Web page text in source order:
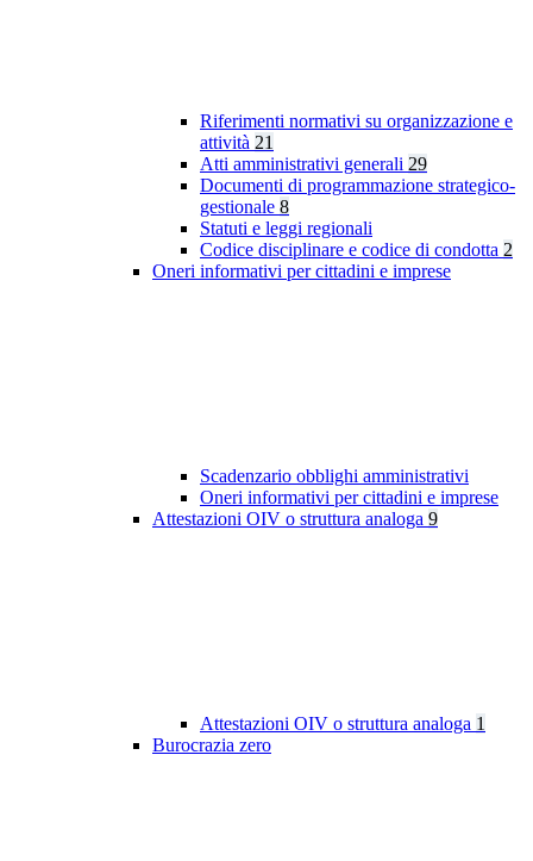
Riferimenti normativi su organizzazione e
attività 21
Atti amministrativi generali 29
Documenti di programmazione strategico-
gestionale 8
Statuti e leggi regionali
Codice disciplinare e codice di condotta 2
Oneri informativi per cittadini e imprese
Scadenzario obblighi amministrativi
Oneri informativi per cittadini e imprese
Attestazioni OIV o struttura analoga 9
Attestazioni OIV o struttura analoga 1
Burocrazia zero